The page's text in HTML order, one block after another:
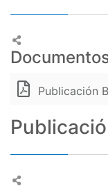
Publicación